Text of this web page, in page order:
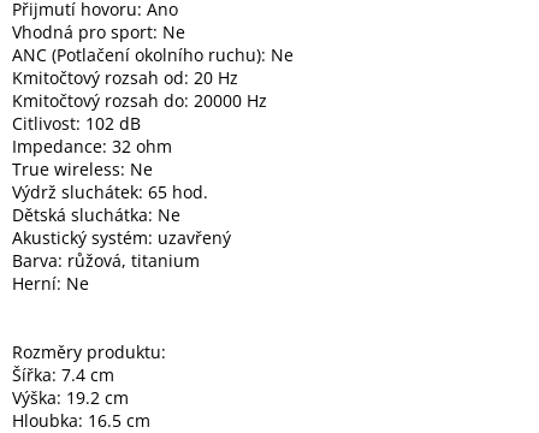
Přijmutí hovoru: Ano
Vhodná pro sport: Ne
ANC (Potlačení okolního ruchu): Ne
Kmitočtový rozsah od: 20 Hz
Kmitočtový rozsah do: 20000 Hz
Citlivost: 102 dB
Impedance: 32 ohm
True wireless: Ne
Výdrž sluchátek: 65 hod.
Dětská sluchátka: Ne
Akustický systém: uzavřený
Barva: růžová, titanium
Herní: Ne
Rozměry produktu:
Šířka: 7.4 cm
Výška: 19.2 cm
Hloubka: 16.5 cm